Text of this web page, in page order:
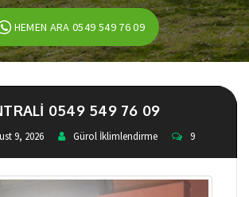
i
o
n
HEMEN ARA 0549 549 76 09
0549 549 76 09
9, 2026 Gürol İklimlendirme 9